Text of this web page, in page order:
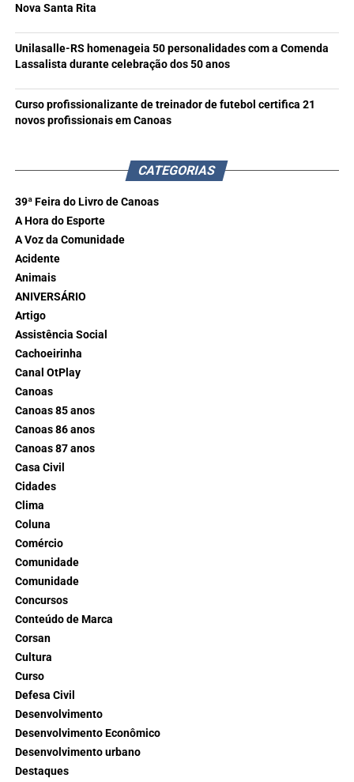
Nova Santa Rita
Unilasalle-RS homenageia 50 personalidades com a Comenda
Lassalista durante celebração dos 50 anos
Curso profissionalizante de treinador de futebol certifica 21
novos profissionais em Canoas
CATEGORIAS
39ª Feira do Livro de Canoas
A Hora do Esporte
A Voz da Comunidade
Acidente
Animais
ANIVERSÁRIO
Artigo
Assistência Social
Cachoeirinha
Canal OtPlay
Canoas
Canoas 85 anos
Canoas 86 anos
Canoas 87 anos
Casa Civil
Cidades
Clima
Coluna
Comércio
Comunidade
Comunidade
Concursos
Conteúdo de Marca
Corsan
Cultura
Curso
Defesa Civil
Desenvolvimento
Desenvolvimento Econômico
Desenvolvimento urbano
Destaques